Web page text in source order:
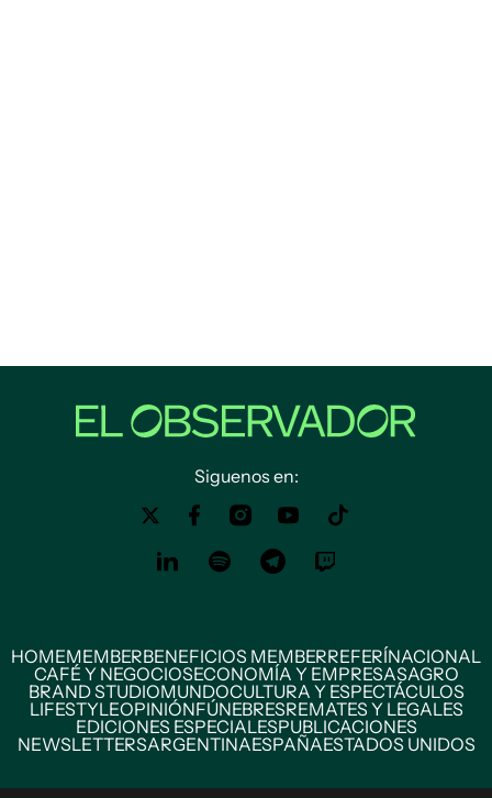
Siguenos en:
HOMEMEMBERBENEFICIOS MEMBERREFERÍNACIONAL
CAFÉ Y NEGOCIOSECONOMÍA Y EMPRESASAGRO
BRAND STUDIOMUNDOCULTURA Y ESPECTÁCULOS
LIFESTYLEOPINIÓNFÚNEBRESREMATES Y LEGALES
EDICIONES ESPECIALESPUBLICACIONES
NEWSLETTERSARGENTINAESPAÑAESTADOS UNIDOS